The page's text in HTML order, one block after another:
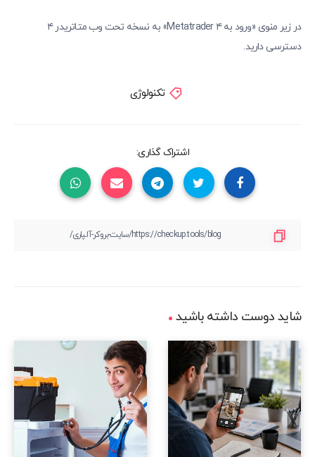
در زیر منوی «ورود به Metatrader ۴» به نسخه تحت وب متاتریدر ۴
دسترسی دارید.
تکنولوژی
اشتراک گذاری:
شاید دوست داشته باشید